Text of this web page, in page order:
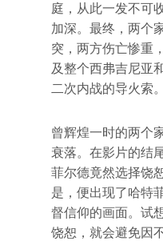
庭，从此一发不可
加深。最终，两个
突，两方伤亡惨重
及整个西弗吉尼亚
二次内战的导火索。
曾辉煌一时的两个
衰落。在影片的结
菲尔德竟然选择饶
是，便出现了哈特
督信仰的画面。试
饶恕，就会避免因